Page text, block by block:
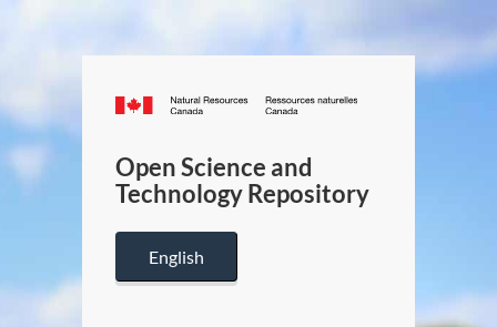
Canada.ca
/
Canada
Open Science and
Technology Repository
English